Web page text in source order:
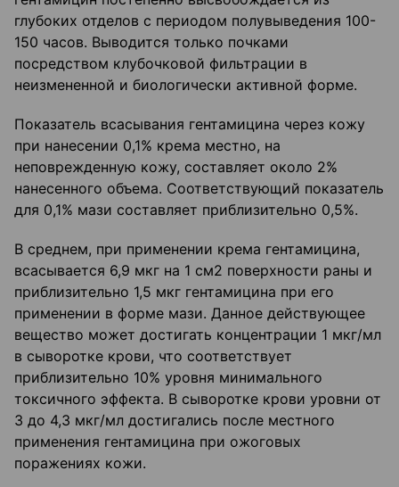
глубоких отделов с периодом полувыведения 100-
150 часов. Выводится только почками
посредством клубочковой фильтрации в
неизмененной и биологически активной форме.
Показатель всасывания гентамицина через кожу
при нанесении 0,1% крема местно, на
неповрежденную кожу, составляет около 2%
нанесенного объема. Соответствующий показатель
для 0,1% мази составляет приблизительно 0,5%.
В среднем, при применении крема гентамицина,
всасывается 6,9 мкг на 1 см2 поверхности раны и
приблизительно 1,5 мкг гентамицина при его
применении в форме мази. Данное действующее
вещество может достигать концентрации 1 мкг/мл
в сыворотке крови, что соответствует
приблизительно 10% уровня минимального
токсичного эффекта. В сыворотке крови уровни от
3 до 4,3 мкг/мл достигались после местного
применения гентамицина при ожоговых
поражениях кожи.